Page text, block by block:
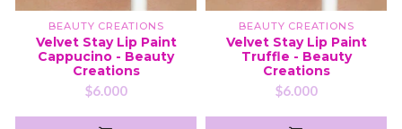
BEAUTY CREATIONS
Velvet Stay Lip Paint
Cappucino - Beauty
Creations
$6.000
BEAUTY CREATIONS
Velvet Stay Lip Paint
Truffle - Beauty
Creations
$6.000